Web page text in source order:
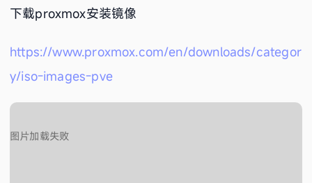
下载proxmox安装镜像
https://www.proxmox.com/en/downloads/categor
y/iso-images-pve